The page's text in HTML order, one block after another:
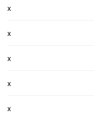
x
x
x
x
x